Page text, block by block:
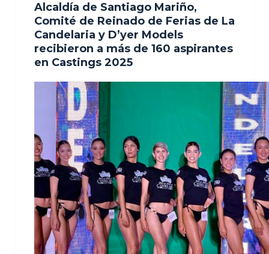
Alcaldía de Santiago Mariño,
Comité de Reinado de Ferias de La
Candelaria y D’yer Models
recibieron a más de 160 aspirantes
en Castings 2025